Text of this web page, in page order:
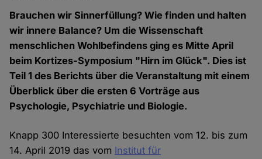
Brauchen wir Sinnerfüllung? Wie finden und halten
wir innere Balance? Um die Wissenschaft
menschlichen Wohlbefindens ging es Mitte April
beim Kortizes-Symposium "Hirn im Glück". Dies ist
Teil 1 des Berichts über die Veranstaltung mit einem
Überblick über die ersten 6 Vorträge aus
Psychologie, Psychiatrie und Biologie.
Knapp 300 Interessierte besuchten vom 12. bis zum
14. April 2019 das vom Institut für